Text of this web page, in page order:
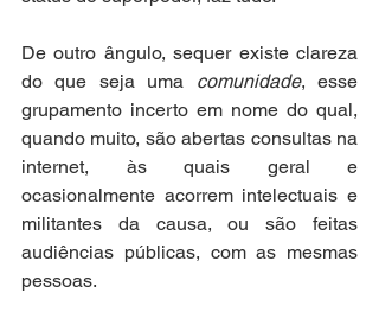
De outro ângulo, sequer existe clareza
do que seja uma comunidade, esse
grupamento incerto em nome do qual,
quando muito, são abertas consultas na
internet, às quais geral e
ocasionalmente acorrem intelectuais e
militantes da causa, ou são feitas
audiências públicas, com as mesmas
pessoas.